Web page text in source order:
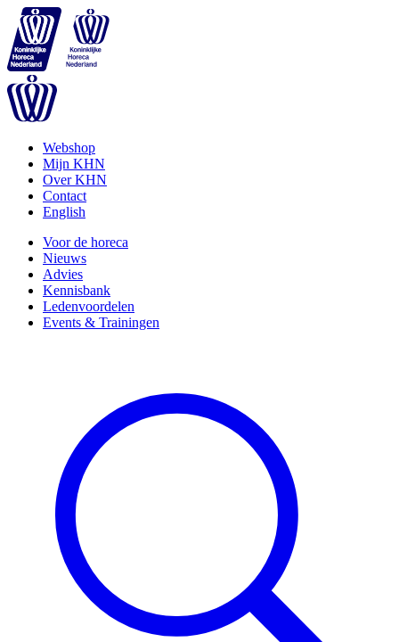
Webshop
Mijn KHN
Over KHN
Contact
English
Voor de horeca
Nieuws
Advies
Kennisbank
Ledenvoordelen
Events & Trainingen